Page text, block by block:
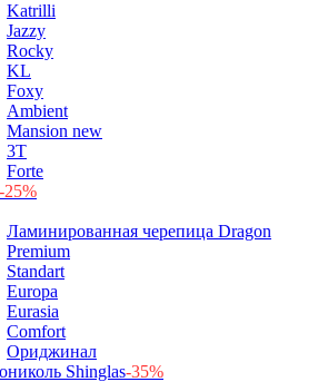
Katrilli
Jazzy
Rocky
KL
Foxy
Ambient
Mansion new
3Т
Forte
-25%
Ламинированная черепица Dragon
Premium
Standart
Europa
Eurasia
Comfort
Ориджинал
Shinglas-35%